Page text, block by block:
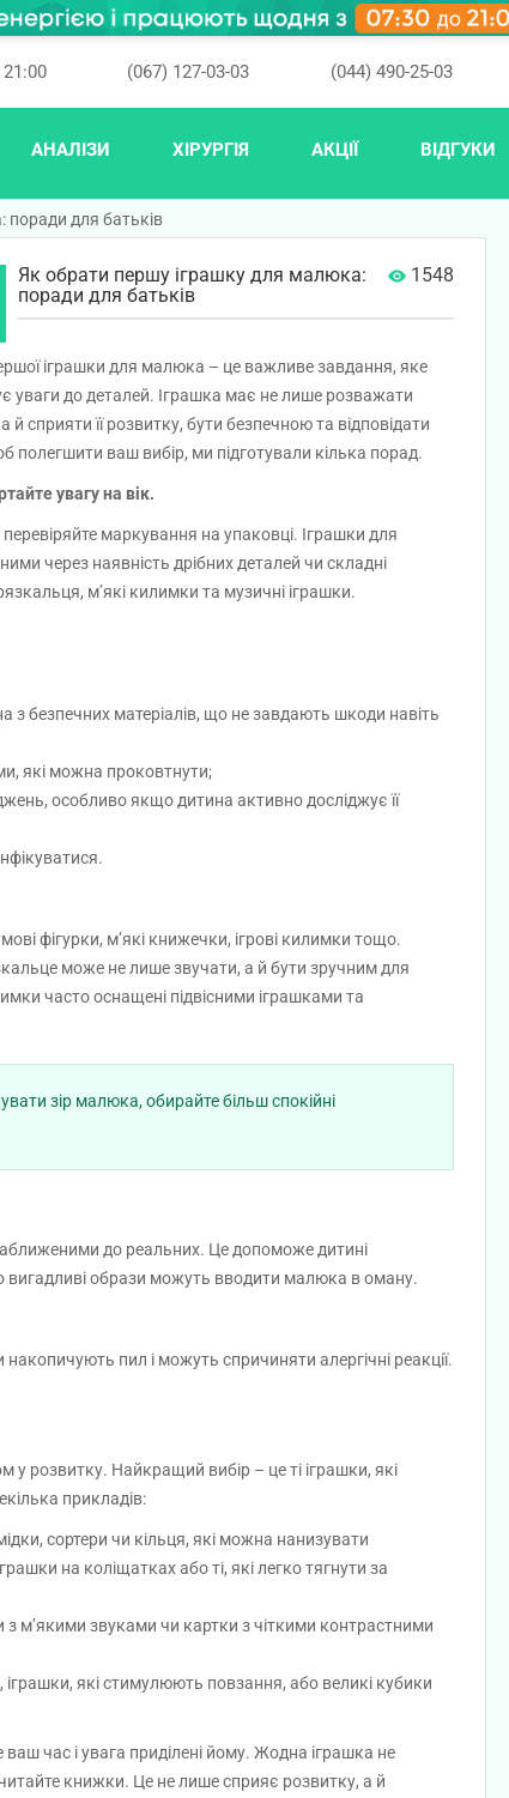
(067) 127-03-03 (044) 490-25-03
АНАЛІЗИ ХІРУРГІЯ АКЦІЇ ВІДГУКИ
для батьків
1548
Як обрати першу іграшку для малюка:
поради для батьків
іграшки для малюка – це важливе завдання, яке
уваги до деталей. Іграшка має не лише розважати
й сприяти її розвитку, бути безпечною та відповідати
полегшити ваш вибір, ми підготували кілька порад.
увагу на вік.
маркування на упаковці. Іграшки для
через наявність дрібних деталей чи складні
м’які килимки та музичні іграшки.
з безпечних матеріалів, що не завдають шкоди навіть
які можна проковтнути;
особливо якщо дитина активно досліджує її
фігурки, м’які книжечки, ігрові килимки тощо.
може не лише звучати, а й бути зручним для
часто оснащені підвісними іграшками та
зір малюка, обирайте більш спокійні
до реальних. Це допоможе дитині
образи можуть вводити малюка в оману.
пил і можуть спричиняти алергічні реакції.
розвитку. Найкращий вибір – це ті іграшки, які
прикладів:
сортери чи кільця, які можна нанизувати
на коліщатках або ті, які легко тягнути за
м’якими звуками чи картки з чіткими контрастними
які стимулюють повзання, або великі кубики
час і увага приділені йому. Жодна іграшка не
книжки. Це не лише сприяє розвитку, а й